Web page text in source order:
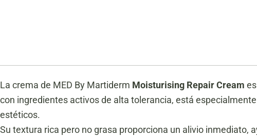
La crema de MED By Martiderm Moisturising Repair Cream
con ingredientes activos de alta tolerancia, está
estéticos.
Su textura rica pero no grasa proporciona un alivio inmediato,